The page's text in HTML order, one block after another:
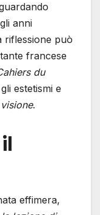
anni
riflessione può
francese
du
estetismi e
.
effimera,